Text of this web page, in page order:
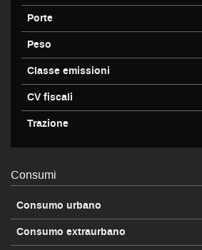
Porte
Peso
Classe emissioni
CV fiscali
Trazione
Consumi
Consumo urbano
Consumo extraurbano